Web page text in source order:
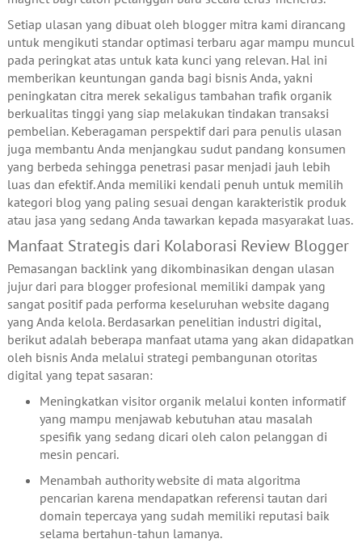
Setiap ulasan yang dibuat oleh blogger mitra kami dirancang
untuk mengikuti standar optimasi terbaru agar mampu muncul
pada peringkat atas untuk kata kunci yang relevan. Hal ini
memberikan keuntungan ganda bagi bisnis Anda, yakni
peningkatan citra merek sekaligus tambahan trafik organik
berkualitas tinggi yang siap melakukan tindakan transaksi
pembelian. Keberagaman perspektif dari para penulis ulasan
juga membantu Anda menjangkau sudut pandang konsumen
yang berbeda sehingga penetrasi pasar menjadi jauh lebih
luas dan efektif. Anda memiliki kendali penuh untuk memilih
kategori blog yang paling sesuai dengan karakteristik produk
atau jasa yang sedang Anda tawarkan kepada masyarakat luas.
Manfaat Strategis dari Kolaborasi Review Blogger
Pemasangan backlink yang dikombinasikan dengan ulasan
jujur dari para blogger profesional memiliki dampak yang
sangat positif pada performa keseluruhan website dagang
yang Anda kelola. Berdasarkan penelitian industri digital,
berikut adalah beberapa manfaat utama yang akan didapatkan
oleh bisnis Anda melalui strategi pembangunan otoritas
digital yang tepat sasaran:
Meningkatkan visitor organik melalui konten informatif
yang mampu menjawab kebutuhan atau masalah
spesifik yang sedang dicari oleh calon pelanggan di
mesin pencari.
Menambah authority website di mata algoritma
pencarian karena mendapatkan referensi tautan dari
domain tepercaya yang sudah memiliki reputasi baik
selama bertahun-tahun lamanya.